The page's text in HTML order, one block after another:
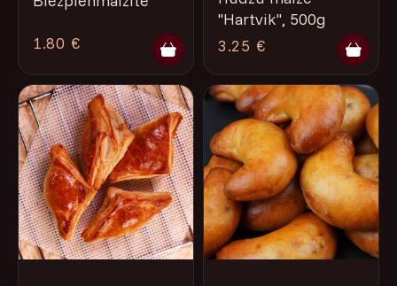
1.80 €
"Hartvik", 500g
3.25 €